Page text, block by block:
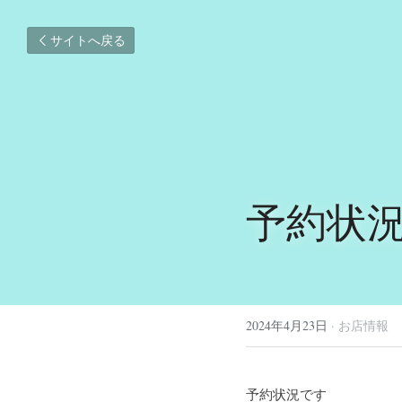
サイトへ戻る
予約状
2024年4月23日 · お店情報
予約状況です